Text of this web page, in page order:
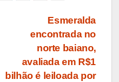
Esmeralda
encontrada no
norte baiano,
avaliada em R$1
bilhão é leiloada por